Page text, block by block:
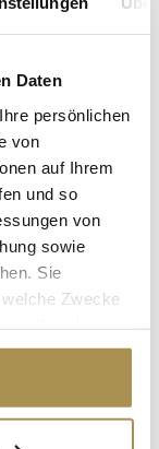
Daten
persönlichen
von
auf Ihrem
und so
von
sowie
Sie
Zwecke
das Privacy